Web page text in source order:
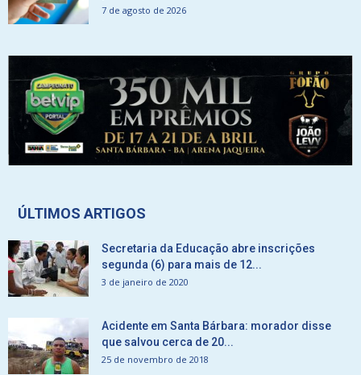
7 de agosto de 2026
ÚLTIMOS ARTIGOS
Secretaria da Educação abre inscrições
segunda (6) para mais de 12...
3 de janeiro de 2020
Acidente em Santa Bárbara: morador disse
que salvou cerca de 20...
25 de novembro de 2018